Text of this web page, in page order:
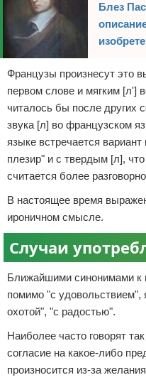
Блез
Французы произнесут это
первом слове и мягким [л']
читалось бы после других
звука [л] во французском
языке встречается
плезир" и с твердым [л],
считается более
В настоящее время
ироничном смысле.
Случаи
Ближайшими синонимами к
помимо "с удовольствием",
охотой", "с радостью".
Наиболее часто говорят
согласие на какое-либо
произносится из-за